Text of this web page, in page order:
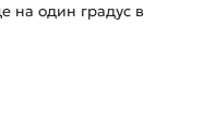
на один градус в